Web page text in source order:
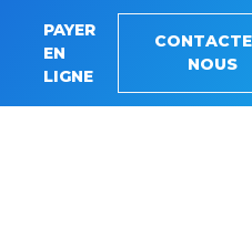
PAYER
EN
LIGNE
NOUS